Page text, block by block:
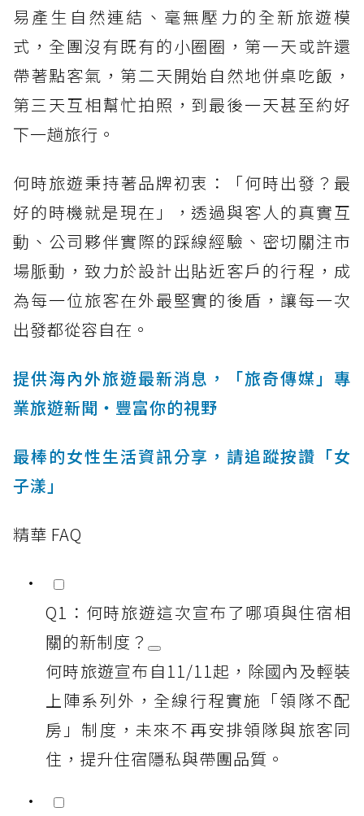
易產生自然連結、毫無壓力的全新旅遊模
式，全團沒有既有的小圈圈，第一天或許還
帶著點客氣，第二天開始自然地併桌吃飯，
第三天互相幫忙拍照，到最後一天甚至約好
下一趟旅行。
何時旅遊秉持著品牌初衷：「何時出發？最
好的時機就是現在」，透過與客人的真實互
動、公司夥伴實際的踩線經驗、密切關注市
場脈動，致力於設計出貼近客戶的行程，成
為每一位旅客在外最堅實的後盾，讓每一次
出發都從容自在。
提供海內外旅遊最新消息，「旅奇傳媒」專
業旅遊新聞‧豐富你的視野
最棒的女性生活資訊分享，請追蹤按讚「女
子漾」
精華 FAQ
Q1：何時旅遊這次宣布了哪項與住宿相
關的新制度？
何時旅遊宣布自11/11起，除國內及輕裝
上陣系列外，全線行程實施「領隊不配
房」制度，未來不再安排領隊與旅客同
住，提升住宿隱私與帶團品質。